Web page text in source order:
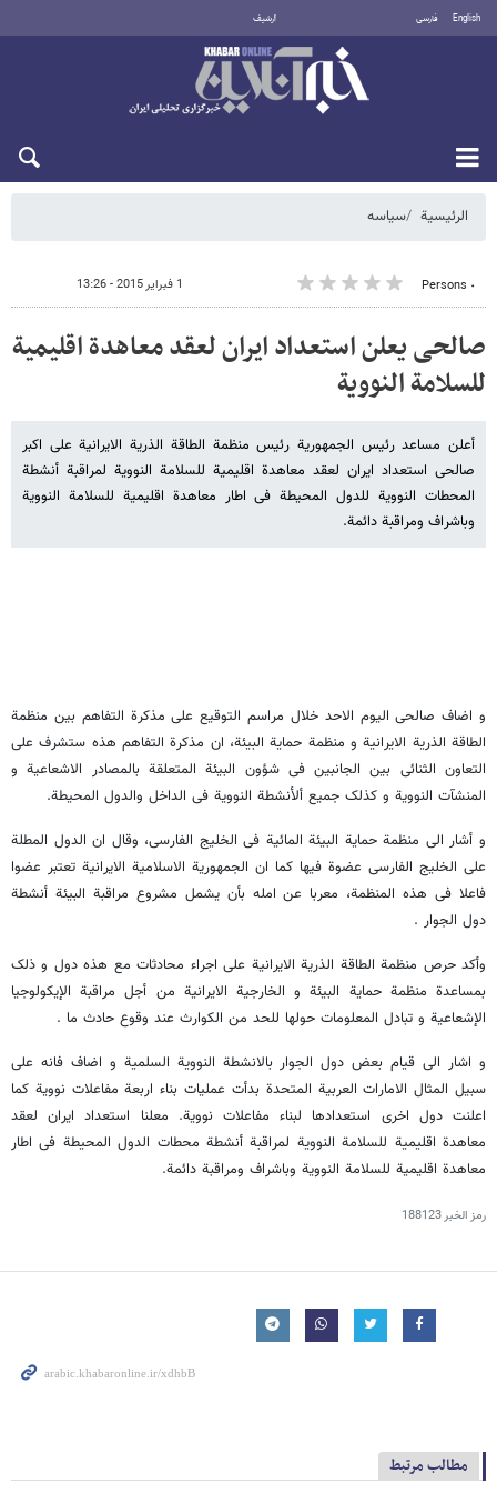
English فارسی أرشيف
الرئيسية سیاسه
٠ Persons 1 فبراير 2015 - 13:26
صالحی یعلن استعداد ایران لعقد معاهدة اقلیمیة
للسلامة النوویة
أعلن مساعد رئیس الجمهوریة رئیس منظمة الطاقة الذریة الایرانیة علی اکبر
صالحی استعداد ایران لعقد معاهدة اقلیمیة للسلامة النوویة لمراقبة أنشطة
المحطات النوویة للدول المحیطة فی اطار معاهدة اقلیمیة للسلامة النوویة
وباشراف ومراقبة دائمة.
و اضاف صالحی الیوم الاحد خلال مراسم التوقیع علی مذکرة التفاهم بین منظمة
الطاقة الذریة الایرانیة و منظمة حمایة البیئة، ان مذکرة التفاهم هذه ستشرف علی
التعاون الثنائی بین الجانبین فی شؤون البیئة المتعلقة بالمصادر الاشعاعیة و
المنشآت النوویة و کذلک جمیع ألأنشطة النوویة فی الداخل والدول المحیطة.
و أشار الی منظمة حمایة البیئة المائیة فی الخلیج الفارسی، وقال ان الدول المطلة
علی الخلیج الفارسی عضوة فیها کما ان الجمهوریة الاسلامیة الایرانیة تعتبر عضوا
فاعلا فی هذه المنظمة، معربا عن امله بأن یشمل مشروع مراقبة البیئة أنشطة
دول الجوار .
وأکد حرص منظمة الطاقة الذریة الایرانیة علی اجراء محادثات مع هذه دول و ذلک
بمساعدة منظمة حمایة البیئة و الخارجیة الایرانیة من أجل مراقبة الإیکولوجیا
الإشعاعیة و تبادل المعلومات حولها للحد من الکوارث عند وقوع حادث ما .
و اشار الی قیام بعض دول الجوار بالانشطة النوویة السلمیة و اضاف فانه علی
سبیل المثال الامارات العربیة المتحدة بدأت عملیات بناء اربعة مفاعلات نوویة کما
اعلنت دول اخری استعدادها لبناء مفاعلات نوویة. معلنا استعداد ایران لعقد
معاهدة اقلیمیة للسلامة النوویة لمراقبة أنشطة محطات الدول المحیطة فی اطار
معاهدة اقلیمیة للسلامة النوویة وباشراف ومراقبة دائمة.
رمز الخبر188123
مطالب مرتبط